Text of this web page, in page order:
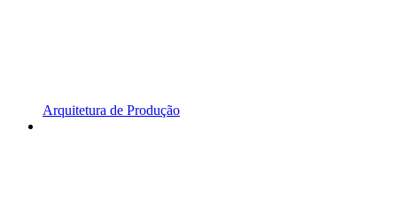
Arquitetura de Produção